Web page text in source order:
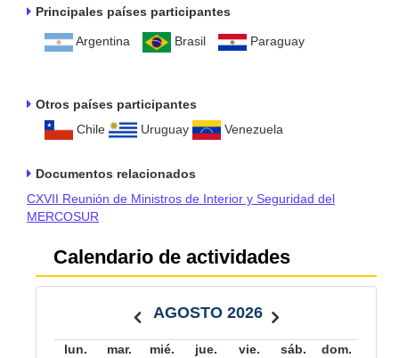
Principales países participantes
Argentina Brasil Paraguay
Otros países participantes
Chile
Uruguay Venezuela
Documentos relacionados
CXVII Reunión de Ministros de Interior y Seguridad del
MERCOSUR
Calendario de actividades
AGOSTO 2026
lun. mar. mié. jue. vie. sáb. dom.